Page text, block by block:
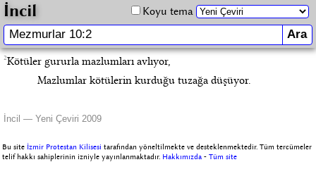
İncil Koyu tema
2Kötüler gururla mazlumları avlıyor,
Mazlumlar kötülerin kurduğu tuzağa düşüyor.
İncil — Yeni Çeviri 2009
Bu site İzmir Protestan Kilisesi tarafından yöneltilmekte ve desteklenmektedir. Tüm tercümeler
telif hakkı sahiplerinin izniyle yayınlanmaktadır. Hakkımızda -Tüm site